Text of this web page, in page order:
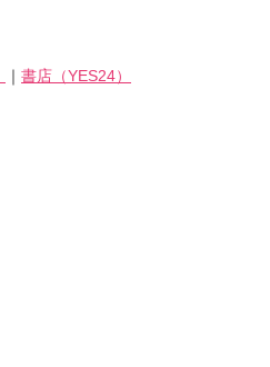
｜ 書店（YES24）